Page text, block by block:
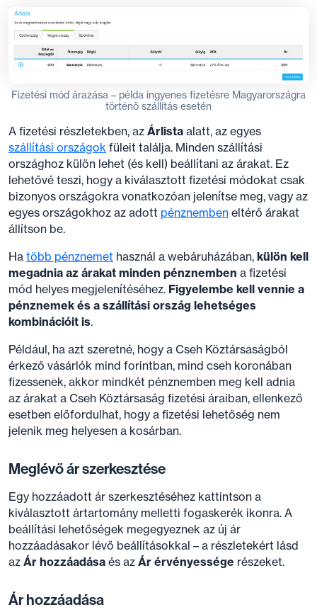
Fizetési mód árazása – példa ingyenes fizetésre Magyarországra
történő szállítás esetén
A fizetési részletekben, az Árlista alatt, az egyes
szállítási országok füleit találja. Minden szállítási
országhoz külön lehet (és kell) beállítani az árakat. Ez
lehetővé teszi, hogy a kiválasztott fizetési módokat csak
bizonyos országokra vonatkozóan jelenítse meg, vagy az
egyes országokhoz az adott pénznemben eltérő árakat
állítson be.
Ha több pénznemet használ a webáruházában, külön kell
megadnia az árakat minden pénznemben a fizetési
mód helyes megjelenítéséhez. Figyelembe kell vennie a
pénznemek és a szállítási ország lehetséges
kombinációit is.
Például, ha azt szeretné, hogy a Cseh Köztársaságból
érkező vásárlók mind forintban, mind cseh koronában
fizessenek, akkor mindkét pénznemben meg kell adnia
az árakat a Cseh Köztársaság fizetési áraiban, ellenkező
esetben előfordulhat, hogy a fizetési lehetőség nem
jelenik meg helyesen a kosárban.
Meglévő ár szerkesztése
Egy hozzáadott ár szerkesztéséhez kattintson a
kiválasztott ártartomány melletti fogaskerék ikonra. A
beállítási lehetőségek megegyeznek az új ár
hozzáadásakor lévő beállításokkal – a részletekért lásd
az Ár hozzáadása és az Ár érvényessége részeket.
Ár hozzáadása